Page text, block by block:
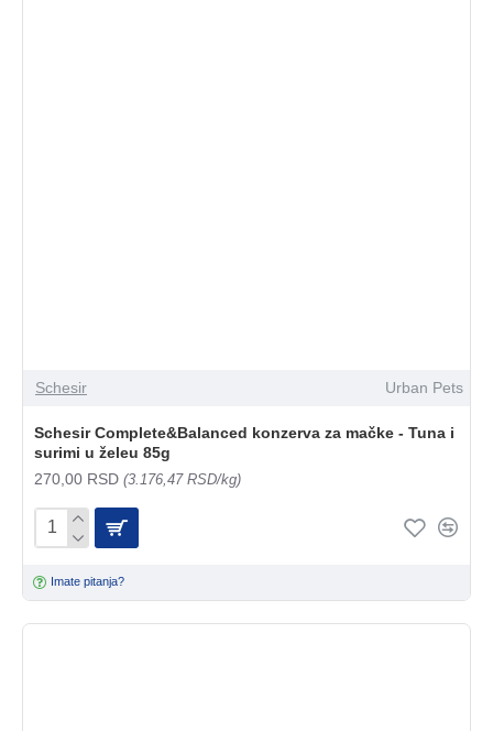
Schesir Urban Pets
Schesir Complete&Balanced konzerva za mačke - Tuna i
surimi u želeu 85g
270,00 RSD (3.176,47 RSD/kg)
Imate pitanja?